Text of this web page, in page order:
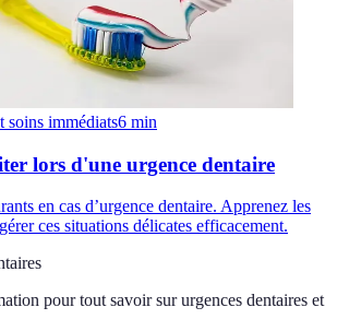
soins immédiats6 min
lors d'une urgence dentaire
en cas d’urgence dentaire. Apprenez les
ces situations délicates efficacement.
pour tout savoir sur urgences dentaires et